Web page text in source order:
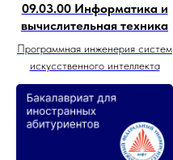
09.03.00 Информатика и
вычислительная техника
Программная инженерия систем
искусственного интеллекта